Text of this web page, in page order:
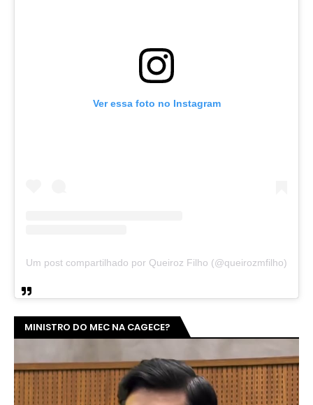
Ver essa foto no Instagram
Um post compartilhado por Queiroz Filho (@queirozmfilho)
MINISTRO DO MEC NA CAGECE?